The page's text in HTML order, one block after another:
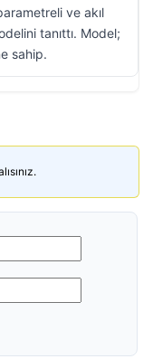
ve akıl
tanıttı. Model;
sahip.